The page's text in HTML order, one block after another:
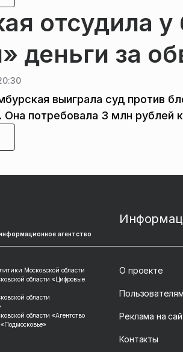
отсудила у
деньги за
выиграла суд против
Она потребовала 3 млн рублей
агентство
Московской области
области «Цифровые
области
области «Агентство
О проекте
Пользователям
Реклама на
Контакты